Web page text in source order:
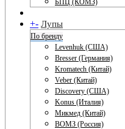
БПЦ (КОМЗ)
+- Лупы
По бренду
Levenhuk (США)
Bresser (Германия)
Kromatech (Китай)
Veber (Китай)
Discovery (США)
Konus (Италия)
Микмед (Китай)
ВОМЗ (Россия)